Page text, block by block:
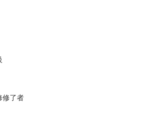
修了者